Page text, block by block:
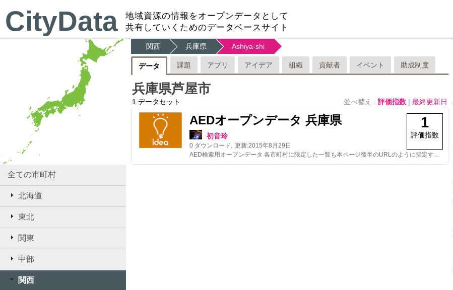
CityData
地域資源の情報をオープンデータとして
共有していくためのデータベースサイト
全ての市町村
北海道
東北
関東
中部
関西
関西 兵庫県 Ashiya-shi
データ 課題 アプリ アイデア 組織 貢献者 イベント 助成制度
兵庫県芦屋市
1 データセット 並べ替え : 評価指数 | 最終更新日
AEDオープンデータ 兵庫県
初音玲
0 ダウンロード 更新:2015年8月29日
1
評価指数
AED検索用オープンデータ 各市町村に限定した一覧も本ページ後半のURLのように指定すれば取得可能です。